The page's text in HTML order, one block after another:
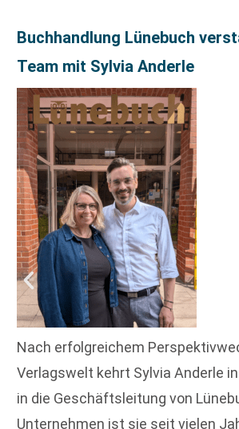
Buchhandlung Lünebuch
Team mit Sylvia Anderle
Nach erfolgreichem
Verlagswelt kehrt Sylvia Anderle
in die Geschäftsleitung von
Unternehmen ist sie seit vielen